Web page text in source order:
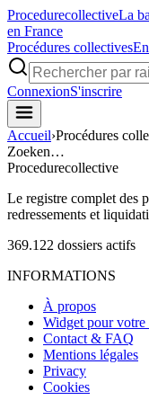
ProcedurecollectiveLa
en France
Procédures collectives
ConnexionS'inscrire
Accueil›Procédures
Zoeken…
Procedurecollective
Le registre complet des
redressements et
369.122 dossiers actifs
INFORMATIONS
À propos
Widget pour votre
Contact & FAQ
Mentions légales
Privacy
Cookies